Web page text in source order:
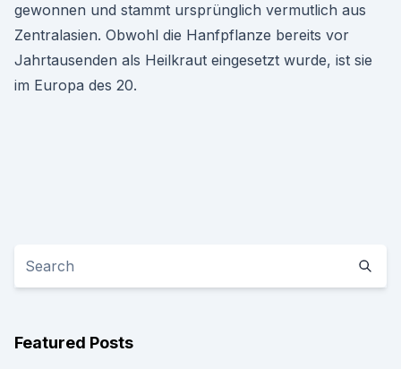
gewonnen und stammt ursprünglich vermutlich aus
Zentralasien. Obwohl die Hanfpflanze bereits vor
Jahrtausenden als Heilkraut eingesetzt wurde, ist sie
im Europa des 20.
Featured Posts